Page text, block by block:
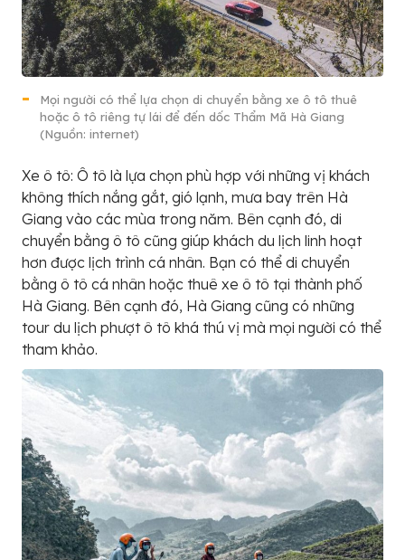
Mọi người có thể lựa chọn di chuyển bằng xe ô tô thuê
hoặc ô tô riêng tự lái để đến dốc Thẩm Mã Hà Giang
(Nguồn: internet)
Xe ô tô: Ô tô là lựa chọn phù hợp với những vị khách
không thích nắng gắt, gió lạnh, mưa bay trên Hà
Giang vào các mùa trong năm. Bên cạnh đó, di
chuyển bằng ô tô cũng giúp khách du lịch linh hoạt
hơn được lịch trình cá nhân. Bạn có thể di chuyển
bằng ô tô cá nhân hoặc thuê xe ô tô tại thành phố
Hà Giang. Bên cạnh đó, Hà Giang cũng có những
tour du lịch phượt ô tô khá thú vị mà mọi người có thể
tham khảo.